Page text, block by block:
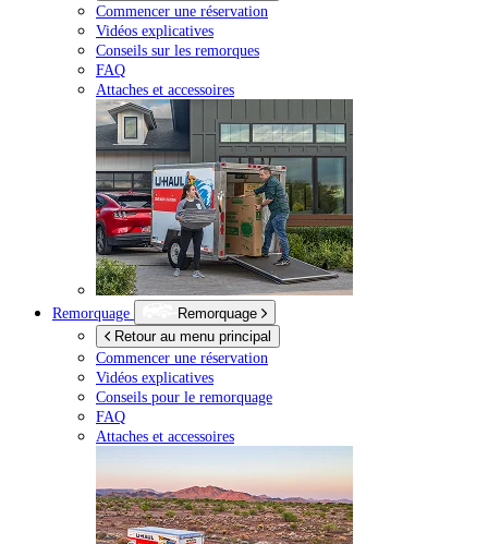
Commencer une réservation
Vidéos explicatives
Conseils sur les remorques
FAQ
Attaches et accessoires
Remorquage
Remorquage
Retour au menu principal
Commencer une réservation
Vidéos explicatives
Conseils pour le remorquage
FAQ
Attaches et accessoires